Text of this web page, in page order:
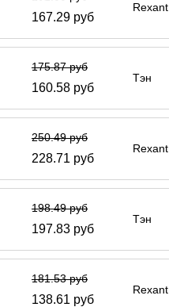
167.29 руб
Rexant
175.87 руб
160.58 руб
Тэн
250.49 руб
228.71 руб
Rexant
198.49 руб
197.83 руб
Тэн
181.53 руб
138.61 руб
Rexant